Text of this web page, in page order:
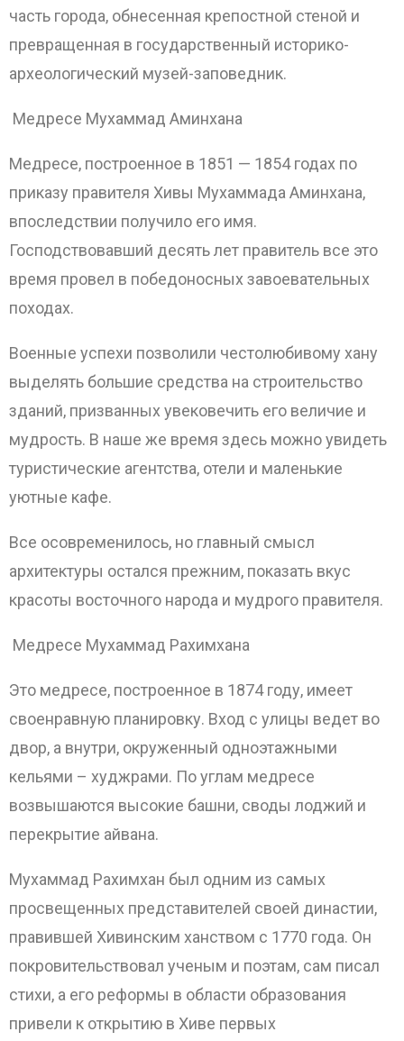
часть города, обнесенная крепостной стеной и
превращенная в государственный историко-
археологический музей-заповедник.
Медресе Мухаммад Аминхана
Медресе, построенное в 1851 — 1854 годах по
приказу правителя Хивы Мухаммада Аминхана,
впоследствии получило его имя.
Господствовавший десять лет правитель все это
время провел в победоносных завоевательных
походах.
Военные успехи позволили честолюбивому хану
выделять большие средства на строительство
зданий, призванных увековечить его величие и
мудрость. В наше же время здесь можно увидеть
туристические агентства, отели и маленькие
уютные кафе.
Все осовременилось, но главный смысл
архитектуры остался прежним, показать вкус
красоты восточного народа и мудрого правителя.
Медресе Мухаммад Рахимхана
Это медресе, построенное в 1874 году, имеет
своенравную планировку. Вход с улицы ведет во
двор, а внутри, окруженный одноэтажными
кельями – худжрами. По углам медресе
возвышаются высокие башни, своды лоджий и
перекрытие айвана.
Мухаммад Рахимхан был одним из самых
просвещенных представителей своей династии,
правившей Хивинским ханством с 1770 года. Он
покровительствовал ученым и поэтам, сам писал
стихи, а его реформы в области образования
привели к открытию в Хиве первых